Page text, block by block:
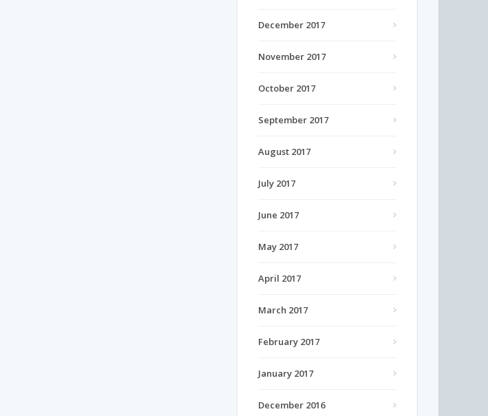
December 2017
November 2017
October 2017
September 2017
August 2017
July 2017
June 2017
May 2017
April 2017
March 2017
February 2017
January 2017
December 2016